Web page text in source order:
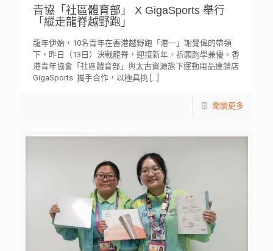
青協「社區體育部」 X GigaSports 舉行
「縱走龍脊越野跑」
龍年伊始，10名青年在香港越野跑「港一」謝覺偉的帶領
下，昨日（13日）決戰龍脊，迎接新年，祈願跑學兼優。香
港青年協會「社區體育部」與太古資源旗下運動用品連鎖店
GigaSports 攜手合作，以極具挑[…]
閱讀更多